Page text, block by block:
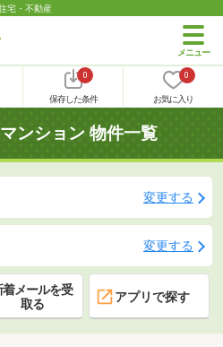
宅・不動産
0
保存した条件
0
お気に入り
ンション 物件一覧
変更する
変更する
着メールを受
取る
アプリで探す